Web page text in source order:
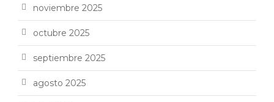
noviembre 2025
octubre 2025
septiembre 2025
agosto 2025